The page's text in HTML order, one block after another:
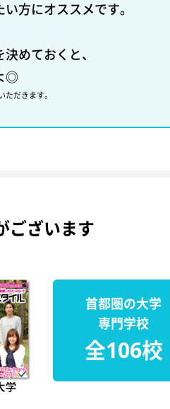
方にオススメです。
めておくと、
◎
だきます。
ございます
首都圏の大学
専門学校
全106校